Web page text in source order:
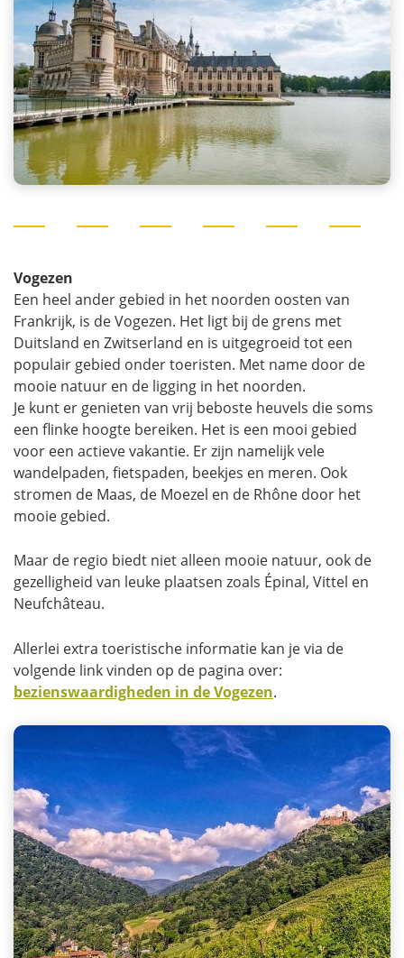
Vogezen
Een heel ander gebied in het noorden oosten van
Frankrijk, is de Vogezen. Het ligt bij de grens met
Duitsland en Zwitserland en is uitgegroeid tot een
populair gebied onder toeristen. Met name door de
mooie natuur en de ligging in het noorden.
Je kunt er genieten van vrij beboste heuvels die soms
een flinke hoogte bereiken. Het is een mooi gebied
voor een actieve vakantie. Er zijn namelijk vele
wandelpaden, fietspaden, beekjes en meren. Ook
stromen de Maas, de Moezel en de Rhône door het
mooie gebied.
Maar de regio biedt niet alleen mooie natuur, ook de
gezelligheid van leuke plaatsen zoals Épinal, Vittel en
Neufchâteau.
Allerlei extra toeristische informatie kan je via de
volgende link vinden op de pagina over:
bezienswaardigheden in de Vogezen.